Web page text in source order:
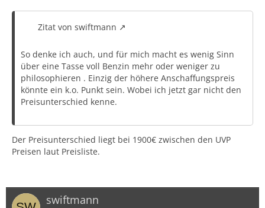
Zitat von swiftmann
So denke ich auch, und für mich macht es wenig Sinn
über eine Tasse voll Benzin mehr oder weniger zu
philosophieren . Einzig der höhere Anschaffungspreis
könnte ein k.o. Punkt sein. Wobei ich jetzt gar nicht den
Preisunterschied kenne.
Der Preisunterschied liegt bei 1900€ zwischen den UVP
Preisen laut Preisliste.
swiftmann